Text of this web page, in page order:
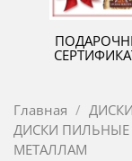
Главная
ДИСКИ
МЕТАЛЛАМ